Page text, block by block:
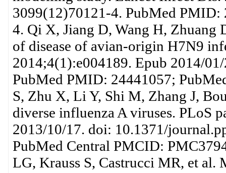
3099(12)70121-4. PubMed PMID:
4. Qi X, Jiang D, Wang H, Zhuang
of disease of avian-origin H7N9
2014;4(1):e004189. Epub 2014/
PubMed PMID: 24441057;
S, Zhu X, Li Y, Shi M, Zhang J,
diverse influenza A viruses. PLoS
2013/10/17. doi: 10.1371/
PubMed Central PMCID:
LG, Krauss S, Castrucci MR, et al.